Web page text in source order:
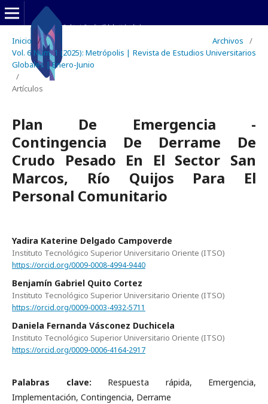
Inicio / Archivos
/
Vol. 6 Núm. 1 (2025): Metrópolis | Revista de Estudios Universitarios
Globales | Enero-Junio
/
Artículos
Plan De Emergencia -
Contingencia De Derrame De
Crudo Pesado En El Sector San
Marcos, Río Quijos Para El
Personal Comunitario
Yadira Katerine Delgado Campoverde
Instituto Tecnológico Superior Universitario Oriente (ITSO)
https://orcid.org/0009-0008-4994-9440
Benjamín Gabriel Quito Cortez
Instituto Tecnológico Superior Universitario Oriente (ITSO)
https://orcid.org/0009-0003-4932-5711
Daniela Fernanda Vásconez Duchicela
Instituto Tecnológico Superior Universitario Oriente (ITSO)
https://orcid.org/0009-0006-4164-2917
Palabras clave: Respuesta rápida, Emergencia,
Implementación, Contingencia, Derrame